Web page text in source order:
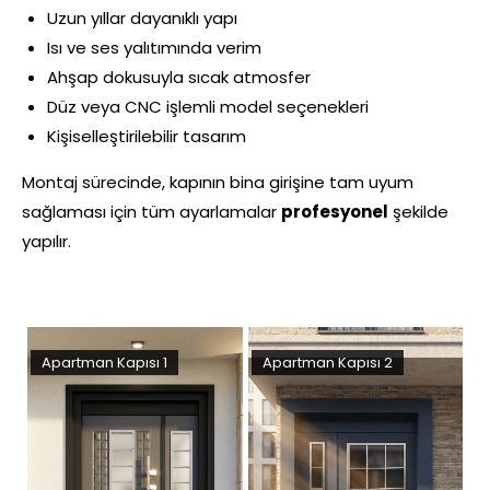
Uzun yıllar dayanıklı yapı
Isı ve ses yalıtımında verim
Ahşap dokusuyla sıcak atmosfer
Düz veya CNC işlemli model seçenekleri
Kişiselleştirilebilir tasarım
Montaj sürecinde, kapının bina girişine tam uyum
sağlaması için tüm ayarlamalar profesyonel şekilde
yapılır.
Apartman Kapısı 2 Apartman Kapısı 3